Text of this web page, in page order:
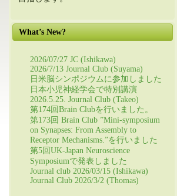
What’s New?
2026/07/27 JC (Ishikawa)
2026/7/13 Journal Club (Suyama)
日米脳シンポジウムに参加しました
日本小児神経学会で特別講演
2026.5.25. Journal Club (Takeo)
第174回Brain Clubを行いました。
第173回 Brain Club ”Mini-symposium
on Synapses: From Assembly to
Receptor Mechanisms.”を行いました
第5回UK-Japan Neuroscience
Symposiumで発表しました
Journal club 2026/03/15 (Ishikawa)
Journal Club 2026/3/2 (Thomas)